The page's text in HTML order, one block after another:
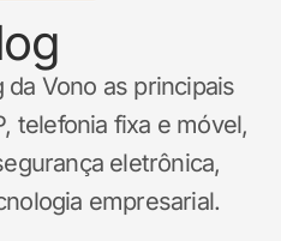
Vono as principais
telefonia fixa e móvel,
eletrônica,
empresarial.